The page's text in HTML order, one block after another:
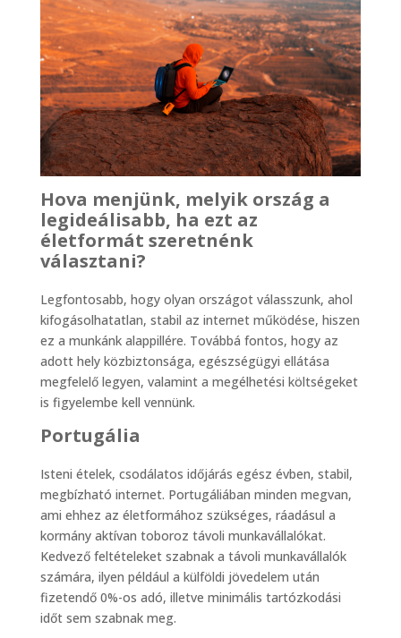
Hova menjünk, melyik ország a
legideálisabb, ha ezt az
életformát szeretnénk
választani?
Legfontosabb, hogy olyan országot válasszunk, ahol
kifogásolhatatlan, stabil az internet működése, hiszen
ez a munkánk alappillére. Továbbá fontos, hogy az
adott hely közbiztonsága, egészségügyi ellátása
megfelelő legyen, valamint a megélhetési költségeket
is figyelembe kell vennünk.
Portugália
Isteni ételek, csodálatos időjárás egész évben, stabil,
megbízható internet. Portugáliában minden megvan,
ami ehhez az életformához szükséges, ráadásul a
kormány aktívan toboroz távoli munkavállalókat.
Kedvező feltételeket szabnak a távoli munkavállalók
számára, ilyen például a külföldi jövedelem után
fizetendő 0%-os adó, illetve minimális tartózkodási
időt sem szabnak meg.